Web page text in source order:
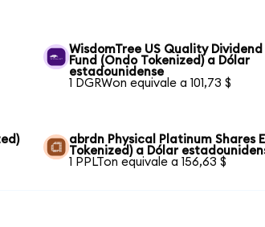
WisdomTree US Quality
Fund (Ondo Tokenized) a Dólar
estadounidense
1 DGRWon equivale a 101,73 $
abrdn Physical Platinum Shares
Tokenized) a Dólar
1 PPLTon equivale a 156,63 $